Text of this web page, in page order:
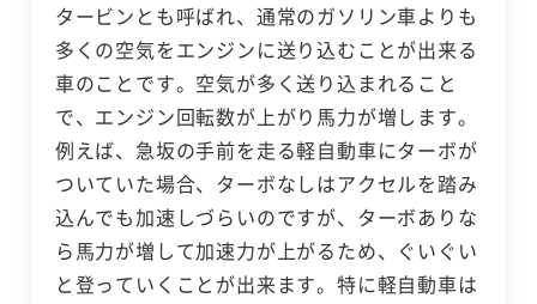
タービンとも呼ばれ、通常のガソリン車よりも
多くの空気をエンジンに送り込むことが出来る
車のことです。空気が多く送り込まれること
で、エンジン回転数が上がり馬力が増します。
例えば、急坂の手前を走る軽自動車にターボが
ついていた場合、ターボなしはアクセルを踏み
込んでも加速しづらいのですが、ターボありな
ら馬力が増して加速力が上がるため、ぐいぐい
と登っていくことが出来ます。特に軽自動車は